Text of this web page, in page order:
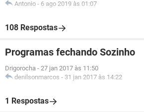
Antonio - 6 ago 2019 às 01:07
108 Respostas
Programas fechando Sozinho
Drigorocha - 27 jan 2017 às 11:50
denilsonmarcos - 31 jan 2017 às 14:22
1 Respostas